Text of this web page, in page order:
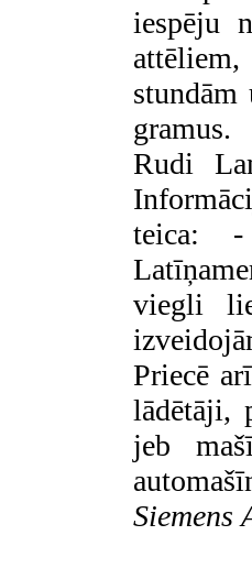
iespēju
gramus.
Rudi
teica: -
viegli
Priecē
lādētāji,
jeb
Siemens